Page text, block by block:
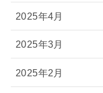
2025年4月
2025年3月
2025年2月